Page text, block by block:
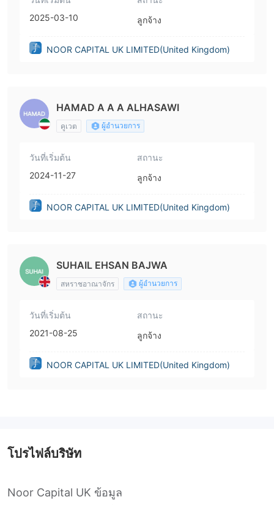
2025-03-10
ลูกจ้าง
NOOR CAPITAL UK LIMITED(United Kingdom)
HAMAD A A A ALHASAWI
คูเวต ผู้อำนวยการ
วันที่เริ่มต้น
2024-11-27
สถานะ
ลูกจ้าง
NOOR CAPITAL UK LIMITED(United Kingdom)
SUHAIL EHSAN BAJWA
สหราชอาณาจักร ผู้อำนวยการ
วันที่เริ่มต้น
2021-08-25
สถานะ
ลูกจ้าง
NOOR CAPITAL UK LIMITED(United Kingdom)
โปรไฟล์บริษัท
Noor Capital UK ข้อมูล